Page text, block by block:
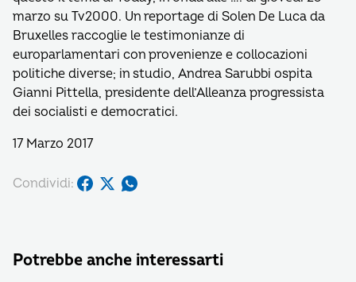
marzo su Tv2000. Un reportage di Solen De Luca da
Bruxelles raccoglie le testimonianze di
europarlamentari con provenienze e collocazioni
politiche diverse; in studio, Andrea Sarubbi ospita
Gianni Pittella, presidente dell’Alleanza progressista
dei socialisti e democratici.
17 Marzo 2017
Condividi:
Potrebbe anche interessarti